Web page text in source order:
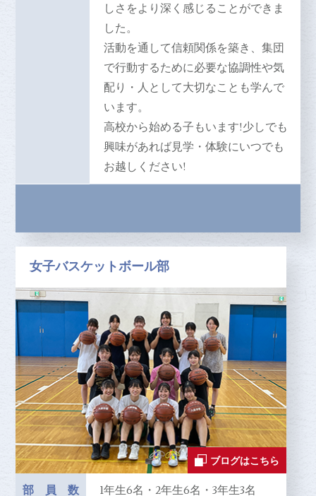
しさをより深く感じることができま
した。
活動を通して信頼関係を築き、集団
で行動するために必要な協調性や気
配り・人として大切なことも学んで
います。
高校から始める子もいます!少しでも
興味があれば見学・体験にいつでも
お越しください!
女子バスケットボール部
ブログはこちら
部員数 1年生6名・2年生6名・3年生3名